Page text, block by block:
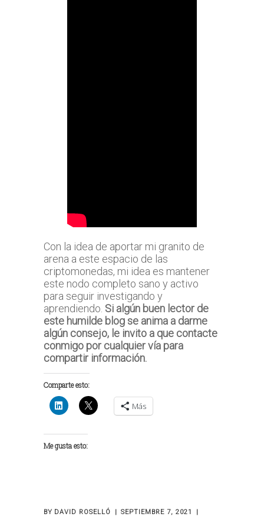
Con la idea de aportar mi granito de
arena a este espacio de las
criptomonedas, mi idea es mantener
este nodo completo sano y activo
para seguir investigando y
aprendiendo. Si algún buen lector de
este humilde blog se anima a darme
algún consejo, le invito a que contacte
conmigo por cualquier vía para
compartir información.
Comparte esto:
Más
Me gusta esto:
BY DAVID ROSELLÓ SEPTIEMBRE 7, 2021